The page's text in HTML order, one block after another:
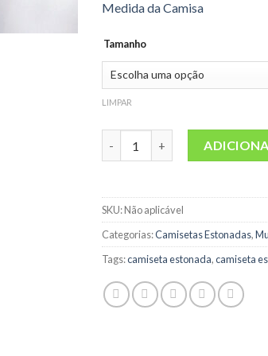
Medida da Camisa
Tamanho
LIMPAR
SKU:Não aplicável
Categorias:Camisetas Estonadas,
Tags:camiseta estonada,camiseta